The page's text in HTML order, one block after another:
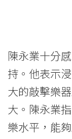
大
賽
冠
軍
陳永業十分
持。他表示
大的敲擊樂
大。陳永業
樂水平，能